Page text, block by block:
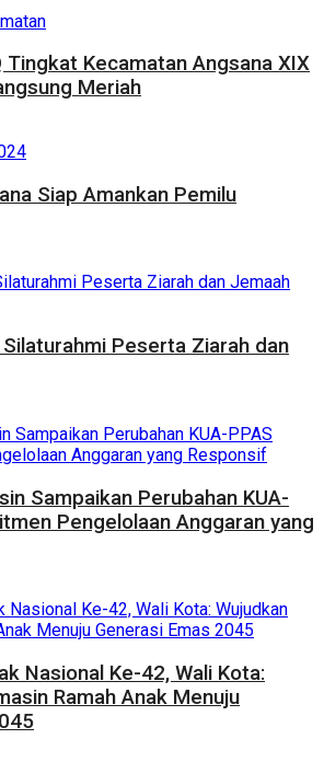
Tingkat Kecamatan Angsana XIX
Meriah
Siap Amankan Pemilu
Peserta Ziarah dan
Sampaikan Perubahan KUA-
Pengelolaan Anggaran yang
Nasional Ke-42, Wali Kota:
Ramah Anak Menuju